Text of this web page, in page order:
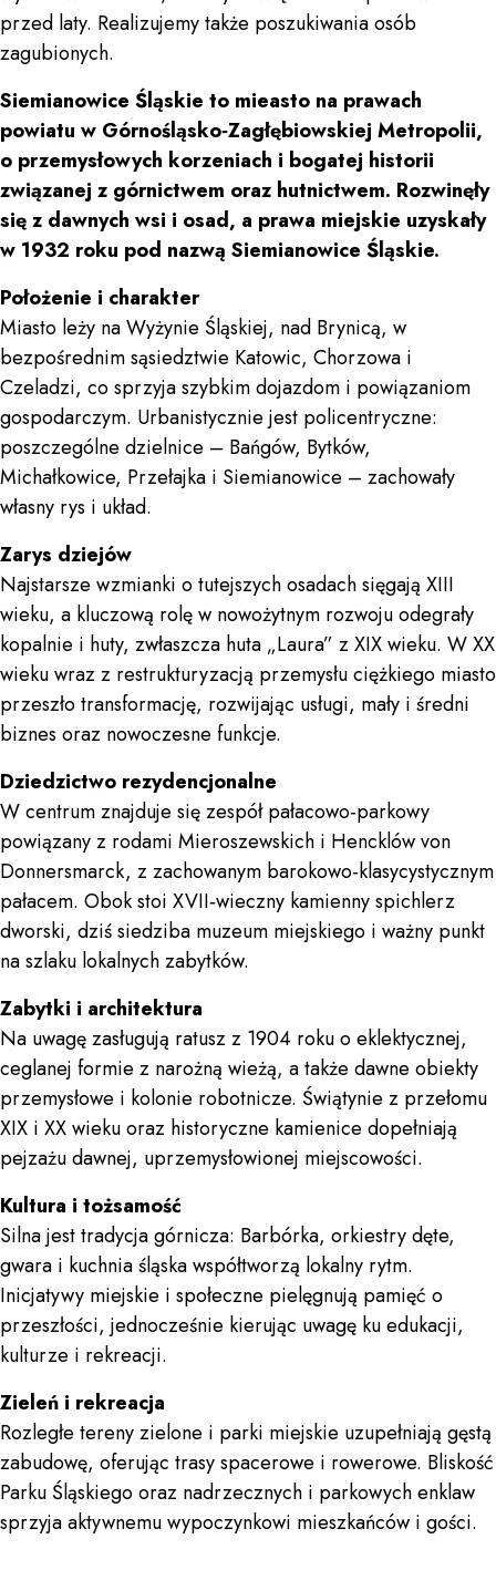
przed laty. Realizujemy także poszukiwania osób
zagubionych.
Siemianowice Śląskie to mieasto na prawach
powiatu w Górnośląsko‑Zagłębiowskiej Metropolii,
o przemysłowych korzeniach i bogatej historii
związanej z górnictwem oraz hutnictwem. Rozwinęły
się z dawnych wsi i osad, a prawa miejskie uzyskały
w 1932 roku pod nazwą Siemianowice Śląskie.
Położenie i charakter
Miasto leży na Wyżynie Śląskiej, nad Brynicą, w
bezpośrednim sąsiedztwie Katowic, Chorzowa i
Czeladzi, co sprzyja szybkim dojazdom i powiązaniom
gospodarczym. Urbanistycznie jest policentryczne:
poszczególne dzielnice – Bańgów, Bytków,
Michałkowice, Przełajka i Siemianowice – zachowały
własny rys i układ.
Zarys dziejów
Najstarsze wzmianki o tutejszych osadach sięgają XIII
wieku, a kluczową rolę w nowożytnym rozwoju odegrały
kopalnie i huty, zwłaszcza huta „Laura” z XIX wieku. W XX
wieku wraz z restrukturyzacją przemysłu ciężkiego miasto
przeszło transformację, rozwijając usługi, mały i średni
biznes oraz nowoczesne funkcje.
Dziedzictwo rezydencjonalne
W centrum znajduje się zespół pałacowo‑parkowy
powiązany z rodami Mieroszewskich i Hencklów von
Donnersmarck, z zachowanym barokowo‑klasycystycznym
pałacem. Obok stoi XVII‑wieczny kamienny spichlerz
dworski, dziś siedziba muzeum miejskiego i ważny punkt
na szlaku lokalnych zabytków.
Zabytki i architektura
Na uwagę zasługują ratusz z 1904 roku o eklektycznej,
ceglanej formie z narożną wieżą, a także dawne obiekty
przemysłowe i kolonie robotnicze. Świątynie z przełomu
XIX i XX wieku oraz historyczne kamienice dopełniają
pejzażu dawnej, uprzemysłowionej miejscowości.
Kultura i tożsamość
Silna jest tradycja górnicza: Barbórka, orkiestry dęte,
gwara i kuchnia śląska współtworzą lokalny rytm.
Inicjatywy miejskie i społeczne pielęgnują pamięć o
przeszłości, jednocześnie kierując uwagę ku edukacji,
kulturze i rekreacji.
Zieleń i rekreacja
Rozległe tereny zielone i parki miejskie uzupełniają gęstą
zabudowę, oferując trasy spacerowe i rowerowe. Bliskość
Parku Śląskiego oraz nadrzecznych i parkowych enklaw
sprzyja aktywnemu wypoczynkowi mieszkańców i gości.